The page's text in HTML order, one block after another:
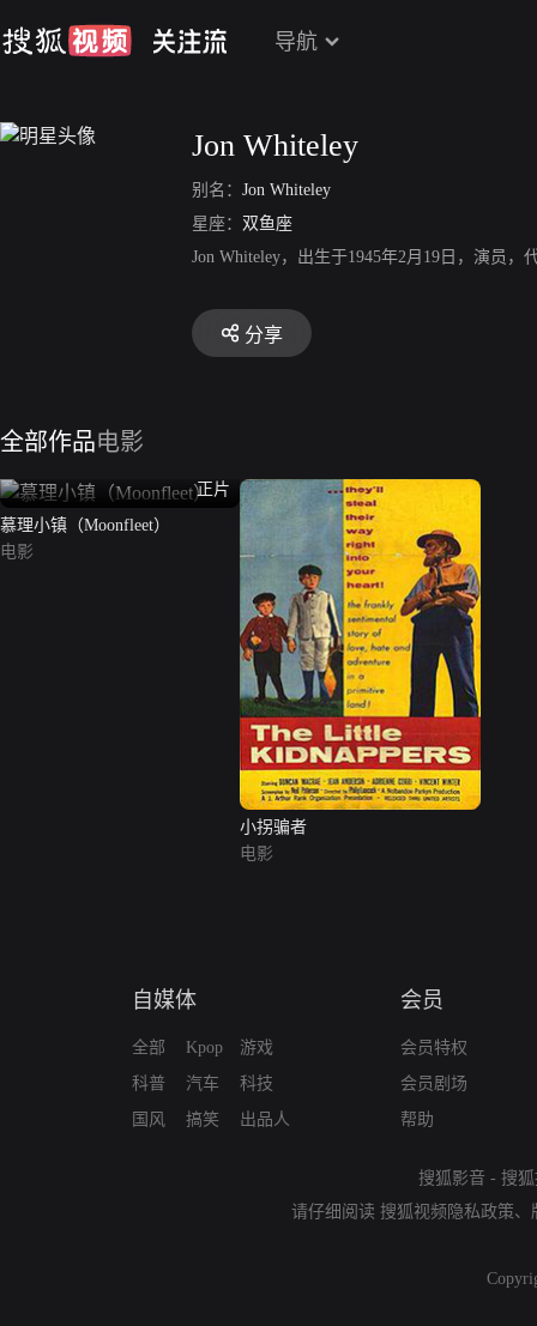
导航
Jon Whiteley
别名： Jon Whiteley
星座： 双鱼座
Jon Whiteley，出生于1945年2月19日，演员，
分享
全部作品电影
正片
慕理小镇（Moonfleet）
电影
小拐骗者
电影
自媒体
全部
科普
国风
Kpop
汽车
搞笑
游戏
科技
出品人
会员
会员特权
会员剧场
帮助
搜狐影音 - 搜
请仔细阅读 搜狐视频隐私政策、